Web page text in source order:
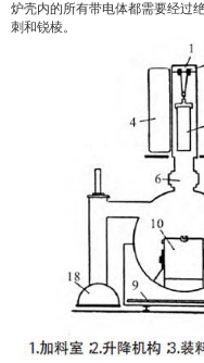
炉壳内的所有带电体都需要经过
刺和锐棱。